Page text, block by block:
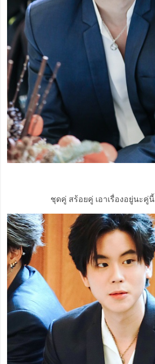
ชุดคู่ สร้อยคู่ เอาเรื่องอยู่นะคู่นี้